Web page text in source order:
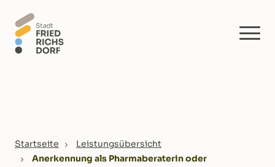
You are here:
Startseite
Leistungsübersicht
Anerkennung als Pharmaberaterin oder